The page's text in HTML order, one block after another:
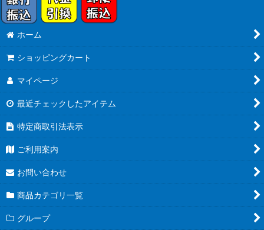
ホーム
ショッピングカート
マイページ
最近チェックしたアイテム
特定商取引法表示
ご利用案内
お問い合わせ
商品カテゴリ一覧
グループ